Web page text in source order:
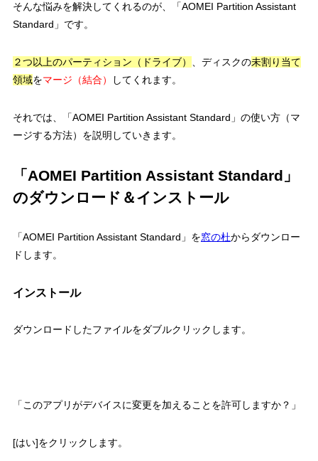
そんな悩みを解決してくれるのが、「AOMEI Partition Assistant
Standard」です。
２つ以上のパーティション（ドライブ） 、ディスクの未割り当て
領域をマージ（結合） してくれます。
それでは、「AOMEI Partition Assistant Standard」の使い方（マ
ージする方法）を説明していきます。
「AOMEI Partition Assistant Standard」
のダウンロード＆インストール
「AOMEI Partition Assistant Standard」を窓の杜からダウンロー
ドします。
インストール
ダウンロードしたファイルをダブルクリックします。
「このアプリがデバイスに変更を加えることを許可しますか？」
[はい]をクリックします。